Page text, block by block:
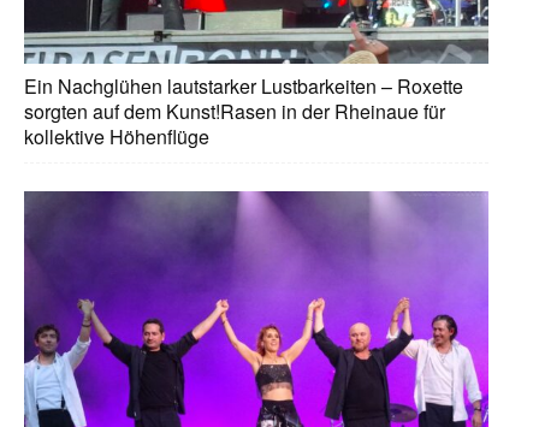
Ein Nachglühen lautstarker Lustbarkeiten – Roxette
sorgten auf dem Kunst!Rasen in der Rheinaue für
kollektive Höhenflüge